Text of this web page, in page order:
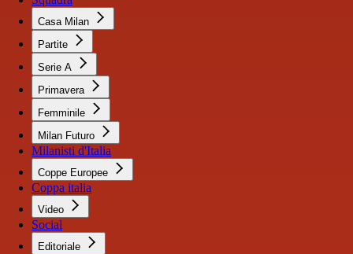
Casa Milan
Partite
Serie A
Primavera
Femminile
Milan Futuro
Milanisti d'Italia
Coppe Europee
Coppa italia
Video
Social
Editoriale